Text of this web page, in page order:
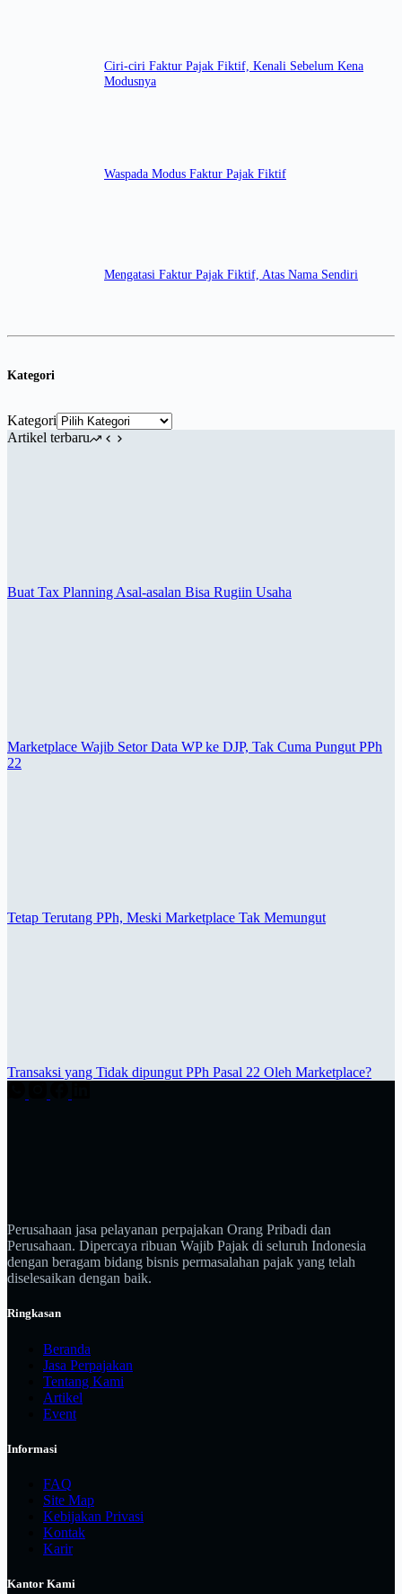
Ciri-ciri Faktur Pajak Fiktif, Kenali Sebelum Kena
Modusnya
Waspada Modus Faktur Pajak Fiktif
Mengatasi Faktur Pajak Fiktif, Atas Nama Sendiri
Kategori
Kategori
Artikel terbaru
Buat Tax Planning Asal-asalan Bisa Rugiin Usaha
Marketplace Wajib Setor Data WP ke DJP, Tak Cuma Pungut PPh
22
Tetap Terutang PPh, Meski Marketplace Tak Memungut
Transaksi yang Tidak dipungut PPh Pasal 22 Oleh Marketplace?
Perusahaan jasa pelayanan perpajakan Orang Pribadi dan
Perusahaan. Dipercaya ribuan Wajib Pajak di seluruh Indonesia
dengan beragam bidang bisnis permasalahan pajak yang telah
diselesaikan dengan baik.
Ringkasan
Beranda
Jasa Perpajakan
Tentang Kami
Artikel
Event
Informasi
FAQ
Site Map
Kebijakan Privasi
Kontak
Karir
Kantor Kami